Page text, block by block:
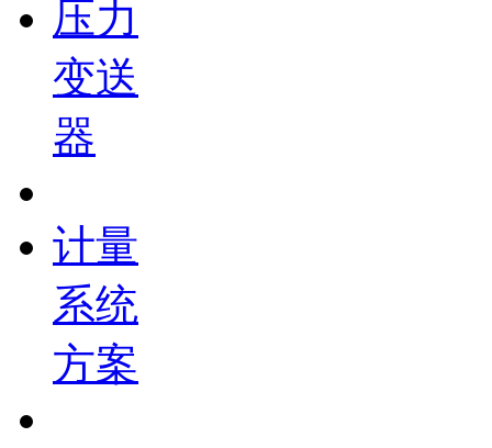
压力
变送
器
计量
系统
方案